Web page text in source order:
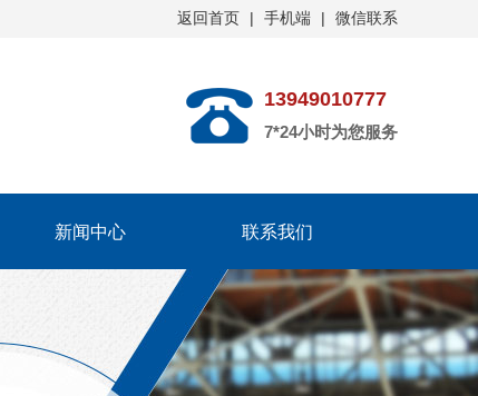
返回首页 | 手机端 | 微信联系
13949010777
7*24小时为您服务
新闻中心 联系我们